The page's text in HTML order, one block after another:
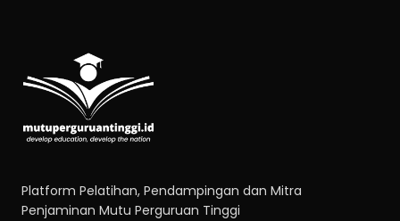
Konsultansi dan Pendampingan
Implementasi ISO 21001:2018 pada
Fakultas Hukum Universitas Jambi
Platform Pelatihan, Pendampingan dan Mitra
Penjaminan Mutu Perguruan Tinggi